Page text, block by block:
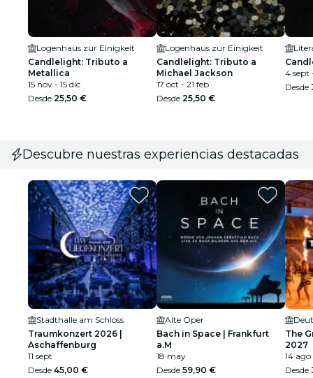
Logenhaus zur Einigkeit
Candlelight: Tributo a
Metallica
15 nov - 15 dic
Desde 25,50 €
Logenhaus zur Einigkeit
Candlelight: Tributo a
Michael Jackson
17 oct - 21 feb
Desde 25,50 €
4 sept
Desde
Descubre nuestras experiencias destacadas
Stadthalle am Schloss
Traumkonzert 2026 |
Aschaffenburg
11 sept
Desde 45,00 €
Alte Oper
Bach in Space | Frankfurt
a.M
18 may
Desde 59,90 €
The
2027
14 ago
Desde